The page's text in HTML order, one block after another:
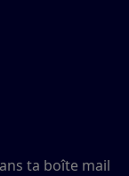
ta boîte mail